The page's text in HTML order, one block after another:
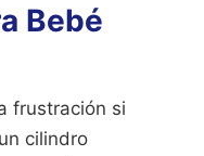
Bebé
frustración si
cilindro